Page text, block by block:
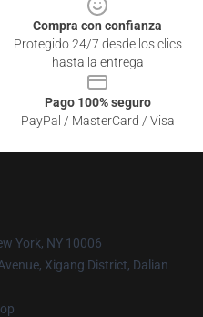
Compra con confianza
Protegido 24/7 desde los clics
hasta la entrega
Pago 100% seguro
PayPal / MasterCard / Visa
York, NY 10006
Xigang District, Dalian